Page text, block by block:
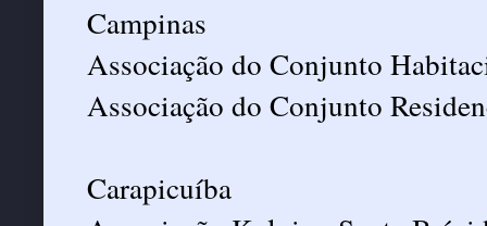
Campinas
Associação do Conjunto
Associação do Conjunto
Carapicuíba